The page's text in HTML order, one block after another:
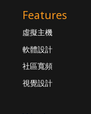
Features
虛擬主機
軟體設計
社區寬頻
視覺設計